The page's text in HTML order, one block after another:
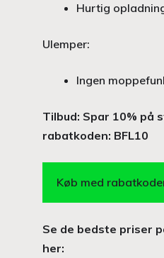
Hurtig
Ulemper:
Ingen
Tilbud: Spar 10% på
rabatkoden: BFL10
Køb med
Se de bedste priser
her: